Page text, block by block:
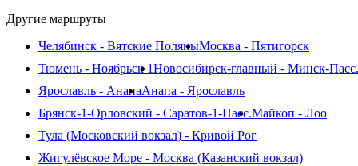
Другие маршруты
Челябинск - Вятские ПоляныМосква - Пятигорск
Тюмень - Ноябрьск 1Новосибирск-главный - Минск-Пасс.
Ярославль - АнапаАнапа - Ярославль
Брянск-1-Орловский - Саратов-1-Пасс.Майкоп - Лоо
Тула (Московский вокзал) - Кривой Рог
Жигулёвское Море - Москва (Казанский вокзал)